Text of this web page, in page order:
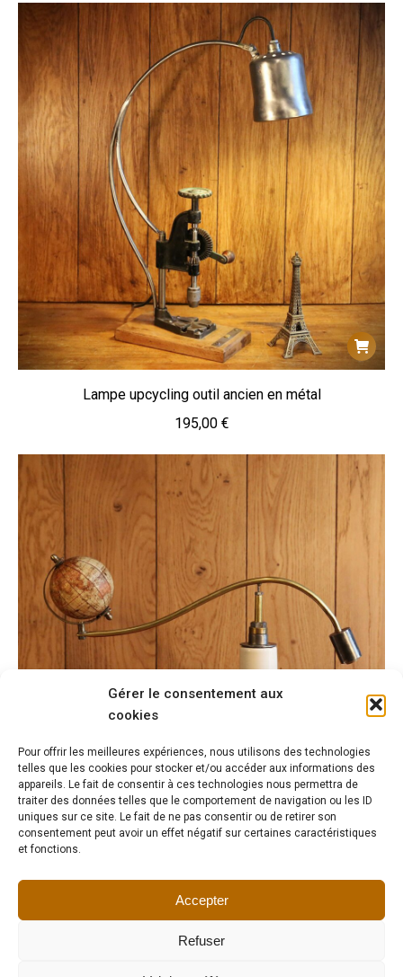
Gérer le consentement aux
cookies
Pour offrir les meilleures expériences, nous utilisons des technologies
telles que les cookies pour stocker et/ou accéder aux informations des
appareils. Le fait de consentir à ces technologies nous permettra de
traiter des données telles que le comportement de navigation ou les ID
uniques sur ce site. Le fait de ne pas consentir ou de retirer son
consentement peut avoir un effet négatif sur certaines caractéristiques
et fonctions.
Accepter
Refuser
Lampe upcycling outil ancien en métal
195,00 €
← 1 2 3 →